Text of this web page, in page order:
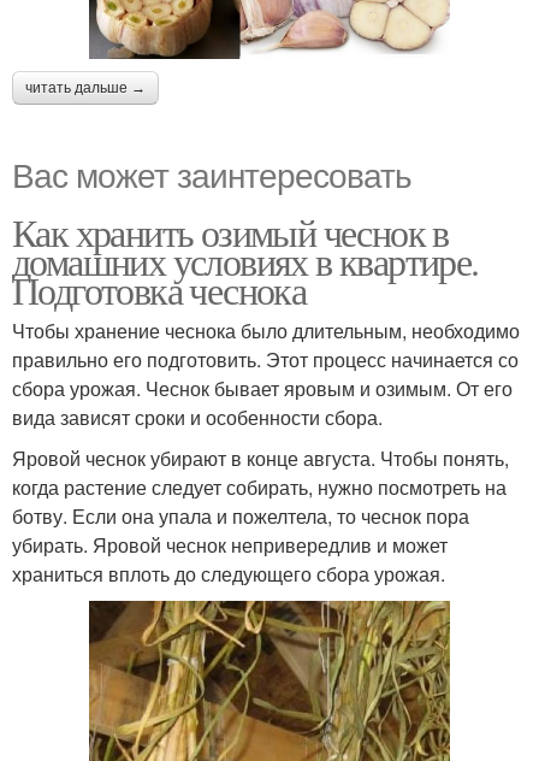
читать дальше →
Вас может заинтересовать
Как хранить озимый чеснок в
домашних условиях в квартире.
Подготовка чеснока
Чтобы хранение чеснока было длительным, необходимо
правильно его подготовить. Этот процесс начинается со
сбора урожая. Чеснок бывает яровым и озимым. От его
вида зависят сроки и особенности сбора.
Яровой чеснок убирают в конце августа. Чтобы понять,
когда растение следует собирать, нужно посмотреть на
ботву. Если она упала и пожелтела, то чеснок пора
убирать. Яровой чеснок непривередлив и может
храниться вплоть до следующего сбора урожая.